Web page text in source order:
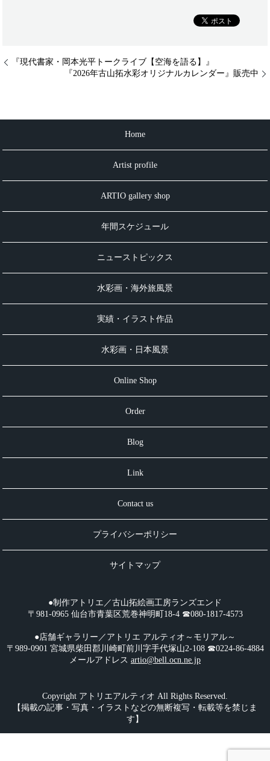
『現代書家・岡本光平トークライブ【空海を語る】』
『2026年古山拓水彩オリジナルカレンダー』販売中
Home
Artist profile
ARTIO gallery shop
年間スケジュール
ニューストピックス
水彩画・海外旅風景
実績・イラスト作品
水彩画・日本風景
Online Shop
Order
Blog
Link
Contact us
プライバシーポリシー
サイトマップ
●制作アトリエ／古山拓絵画工房ランズエンド
〒981-0965 仙台市青葉区荒巻神明町18-4 ☎︎080-1817-4573
●店舗ギャラリー／アトリエ アルティオ～モリアル～
〒989-0901 宮城県柴田郡川崎町前川字手代塚山2-108 ☎︎0224-86-4884
メールアドレス artio@bell.ocn.ne.jp
Copyright アトリエアルティオ All Rights Reserved.
【掲載の記事・写真・イラストなどの無断複写・転載等を禁じま
す】